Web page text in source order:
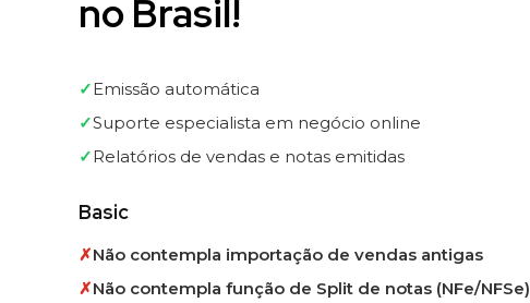
no Brasil!
✓Emissão automática
✓Suporte especialista em negócio online
✓Relatórios de vendas e notas emitidas
Basic
✗Não contempla importação de vendas antigas
✗Não contempla função de Split de notas (NFe/NFSe)